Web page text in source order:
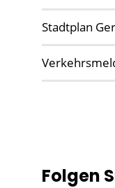
Stadtplan
Folgen